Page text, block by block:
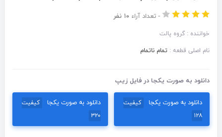
- تعداد آراء ۱۰ نفر
خواننده : گروه پالت
نام اصلی قطعه : تمام ناتمام
دانلود به صورت یکجا در فایل زیپ
دانلود به صورت یکجا
کیفیت
۱۲۸
دانلود به صورت یکجا
کیفیت
۳۲۰